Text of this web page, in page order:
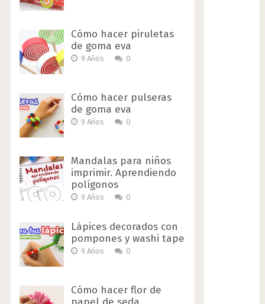
Cómo hacer piruletas
de goma eva
9 Años 0
Cómo hacer pulseras
de goma eva
9 Años 0
Mandalas para niños
imprimir. Aprendiendo
polígonos
9 Años 0
Lápices decorados con
pompones y washi tape
9 Años 0
Cómo hacer flor de